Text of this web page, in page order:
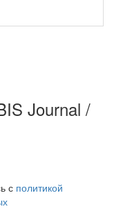
Journal /
с политикой